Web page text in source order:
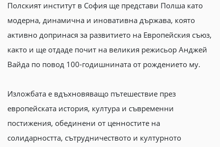
Полският институт в София ще представи Полша като
модерна, динамична и иновативна държава, която
активно допринася за развитието на Европейския съюз,
както и ще отдаде почит на великия режисьор Анджей
Вайда по повод 100-годишнината от рождението му.
Изложбата e вдъхновяващо пътешествие през
европейската история, култура и съвременни
постижения, обединени от ценностите на
солидарността, сътрудничеството и културното